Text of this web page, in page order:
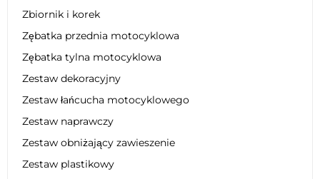
Zbiornik i korek
Zębatka przednia motocyklowa
Zębatka tylna motocyklowa
Zestaw dekoracyjny
Zestaw łańcucha motocyklowego
Zestaw naprawczy
Zestaw obniżający zawieszenie
Zestaw plastikowy